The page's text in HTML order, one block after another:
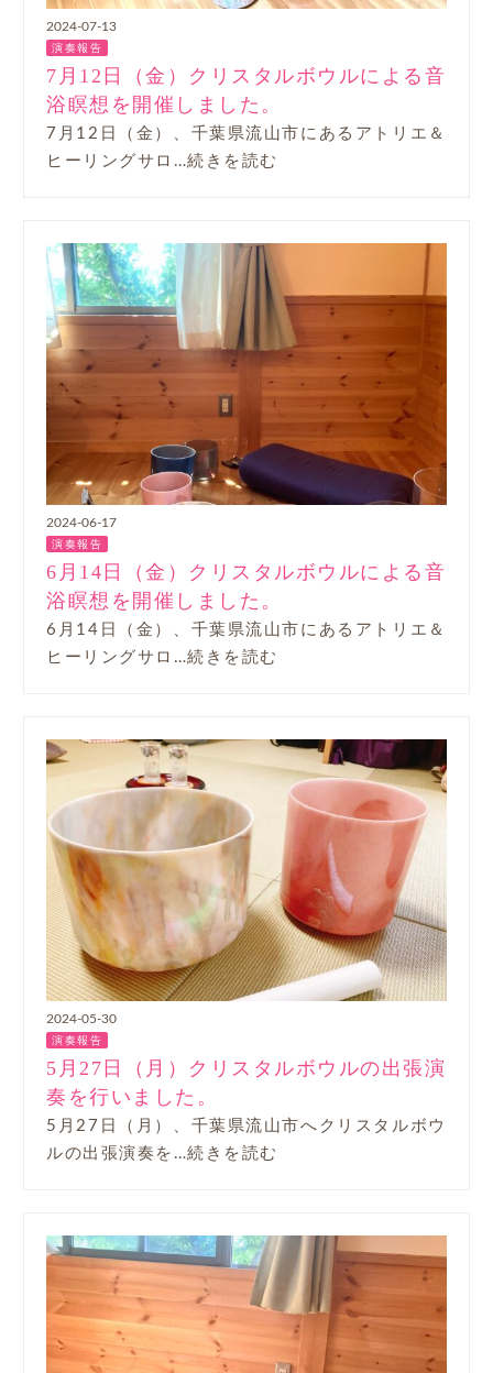
2024-07-13
演奏報告
7月12日（金）クリスタルボウルによる音
浴瞑想を開催しました。
7月12日（金）、千葉県流山市にあるアトリエ＆
ヒーリングサロ…続きを読む
2024-06-17
演奏報告
6月14日（金）クリスタルボウルによる音
浴瞑想を開催しました。
6月14日（金）、千葉県流山市にあるアトリエ＆
ヒーリングサロ…続きを読む
2024-05-30
演奏報告
5月27日（月）クリスタルボウルの出張演
奏を行いました。
5月27日（月）、千葉県流山市へクリスタルボウ
ルの出張演奏を…続きを読む